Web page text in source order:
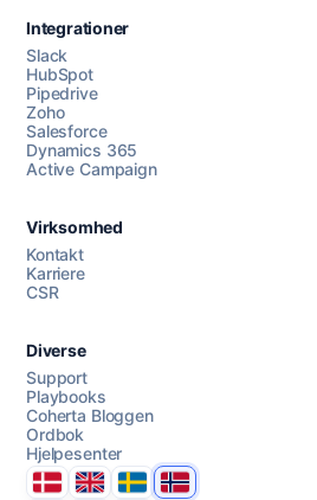
Chat med oss
Integrationer
Slack
HubSpot
Pipedrive
Zoho
Salesforce
Dynamics 365
Active Campaign
Virksomhed
Kontakt
Karriere
CSR
Diverse
Support
Playbooks
Coherta Bloggen
Ordbok
Hjelpesenter
DanmarkUnited Kingdom
SverigeNorge